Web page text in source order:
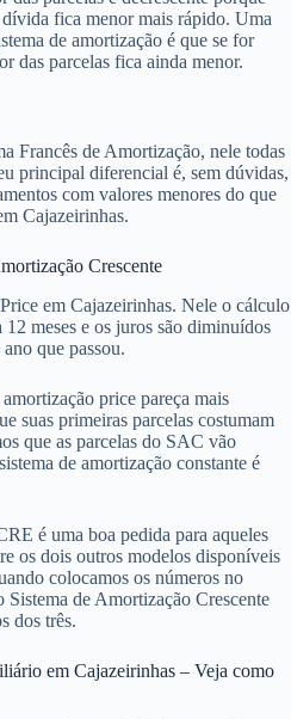
fica menor mais rápido. Uma
de amortização é que se for
das parcelas fica ainda menor.
Francês de Amortização, nele todas
principal diferencial é, sem dúvidas,
com valores menores do que
Cajazeirinhas.
Crescente
em Cajazeirinhas. Nele o cálculo
12 meses e os juros são diminuídos
que passou.
price pareça mais
suas primeiras parcelas costumam
que as parcelas do SAC vão
de amortização constante é
é uma boa pedida para aqueles
os dois outros modelos disponíveis
colocamos os números no
Sistema de Amortização Crescente
dos três.
em Cajazeirinhas – Veja como